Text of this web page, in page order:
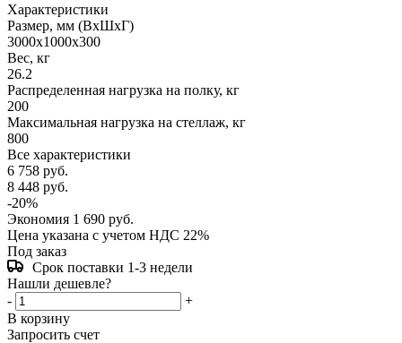
Характеристики
Размер, мм (ВхШхГ)
3000x1000x300
Вес, кг
26.2
Распределенная нагрузка на полку, кг
200
Максимальная нагрузка на стеллаж, кг
800
Все характеристики
6 758 руб.
8 448 руб.
-20%
Экономия 1 690 руб.
Цена указана с учетом НДС 22%
Под заказ
Срок поставки 1-3 недели
Нашли дешевле?
-
+
В корзину
Запросить счет